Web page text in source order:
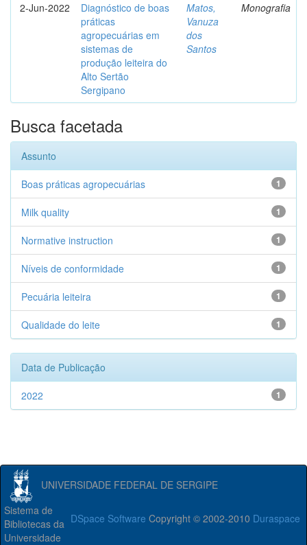
2-Jun-2022
Diagnóstico de boas
práticas
agropecuárias em
sistemas de
produção leiteira do
Alto Sertão
Sergipano
Matos,
Vanuza
dos
Santos
Monografia
Busca facetada
Assunto
1
Boas práticas agropecuárias
1
Milk quality
1
Normative instruction
1
Níveis de conformidade
1
Pecuária leiteira
1
Qualidade do leite
Data de Publicação
1
2022
UNIVERSIDADE FEDERAL DE SERGIPE
DSpace Software Copyright © 2002-2010 Duraspace
Sistema de
Bibliotecas da
Universidade